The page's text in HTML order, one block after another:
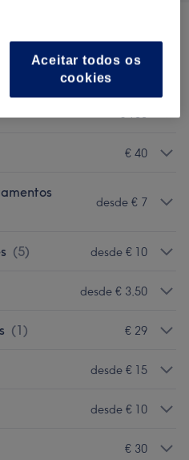
desde € 9
€ 40
desde € 7
(5) desde € 10
desde € 3,50
(1) € 29
desde € 15
desde € 10
€ 30
Aceitar todos os
cookies